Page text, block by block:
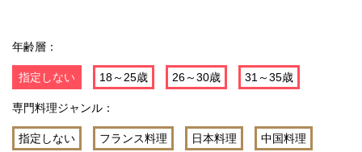
年齢層：
指定しない 18～25歳 26～30歳 31～35歳
専門料理ジャンル：
指定しない フランス料理 日本料理 中国料理